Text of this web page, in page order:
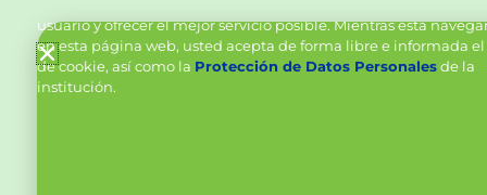
usuario y ofrecer el mejor servicio posible. Mientras está
en esta página web, usted acepta de forma libre e informada el
de cookie, así como la Protección de Datos Personalesde la
institución.